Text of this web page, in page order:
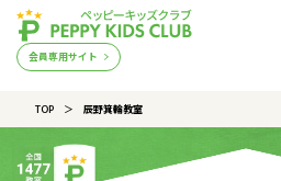
会員専用サイト
TOP 辰野箕輪教室